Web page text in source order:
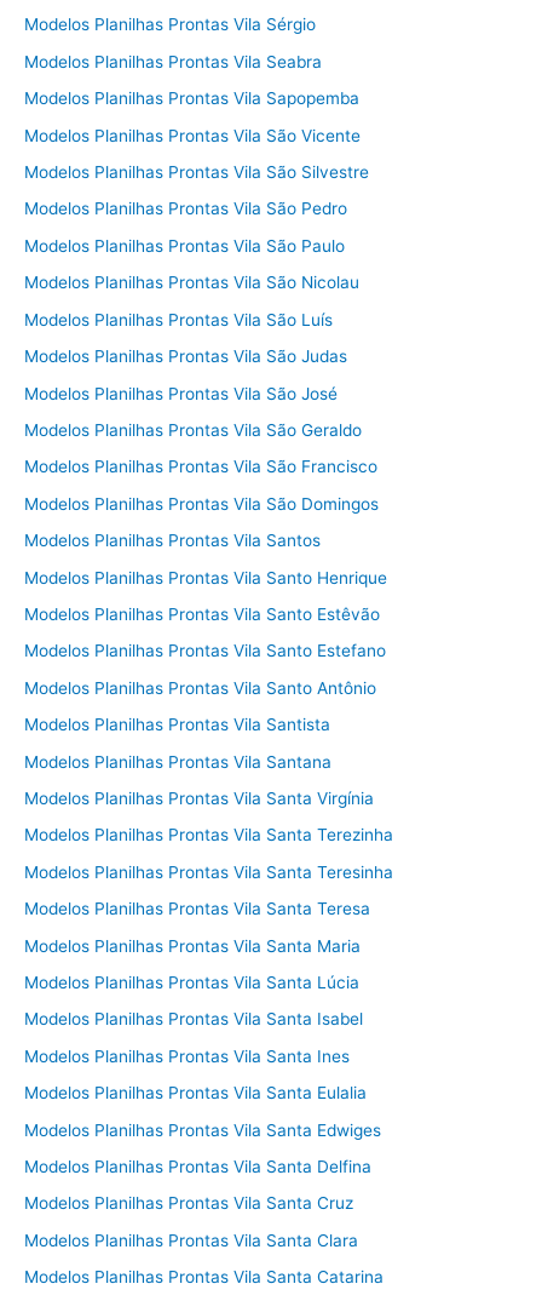
Modelos Planilhas Prontas Vila Sérgio
Modelos Planilhas Prontas Vila Seabra
Modelos Planilhas Prontas Vila Sapopemba
Modelos Planilhas Prontas Vila São Vicente
Modelos Planilhas Prontas Vila São Silvestre
Modelos Planilhas Prontas Vila São Pedro
Modelos Planilhas Prontas Vila São Paulo
Modelos Planilhas Prontas Vila São Nicolau
Modelos Planilhas Prontas Vila São Luís
Modelos Planilhas Prontas Vila São Judas
Modelos Planilhas Prontas Vila São José
Modelos Planilhas Prontas Vila São Geraldo
Modelos Planilhas Prontas Vila São Francisco
Modelos Planilhas Prontas Vila São Domingos
Modelos Planilhas Prontas Vila Santos
Modelos Planilhas Prontas Vila Santo Henrique
Modelos Planilhas Prontas Vila Santo Estêvão
Modelos Planilhas Prontas Vila Santo Estefano
Modelos Planilhas Prontas Vila Santo Antônio
Modelos Planilhas Prontas Vila Santista
Modelos Planilhas Prontas Vila Santana
Modelos Planilhas Prontas Vila Santa Virgínia
Modelos Planilhas Prontas Vila Santa Terezinha
Modelos Planilhas Prontas Vila Santa Teresinha
Modelos Planilhas Prontas Vila Santa Teresa
Modelos Planilhas Prontas Vila Santa Maria
Modelos Planilhas Prontas Vila Santa Lúcia
Modelos Planilhas Prontas Vila Santa Isabel
Modelos Planilhas Prontas Vila Santa Ines
Modelos Planilhas Prontas Vila Santa Eulalia
Modelos Planilhas Prontas Vila Santa Edwiges
Modelos Planilhas Prontas Vila Santa Delfina
Modelos Planilhas Prontas Vila Santa Cruz
Modelos Planilhas Prontas Vila Santa Clara
Modelos Planilhas Prontas Vila Santa Catarina